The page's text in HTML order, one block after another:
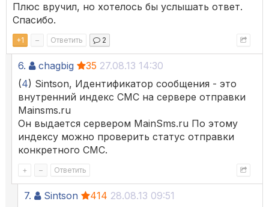
Плюс вручил, но хотелось бы услышать ответ.
Спасибо.
+1 – Ответить 2
6. chagbig 35 27.08.13 14:30
(4) Sintson, Идентификатор сообщения - это
внутренний индекс СМС на сервере отправки
Mainsms.ru
Он выдается сервером MainSms.ru По этому
индексу можно проверить статус отправки
конкретного СМС.
+ – Ответить
7. Sintson 414 28.08.13 09:51